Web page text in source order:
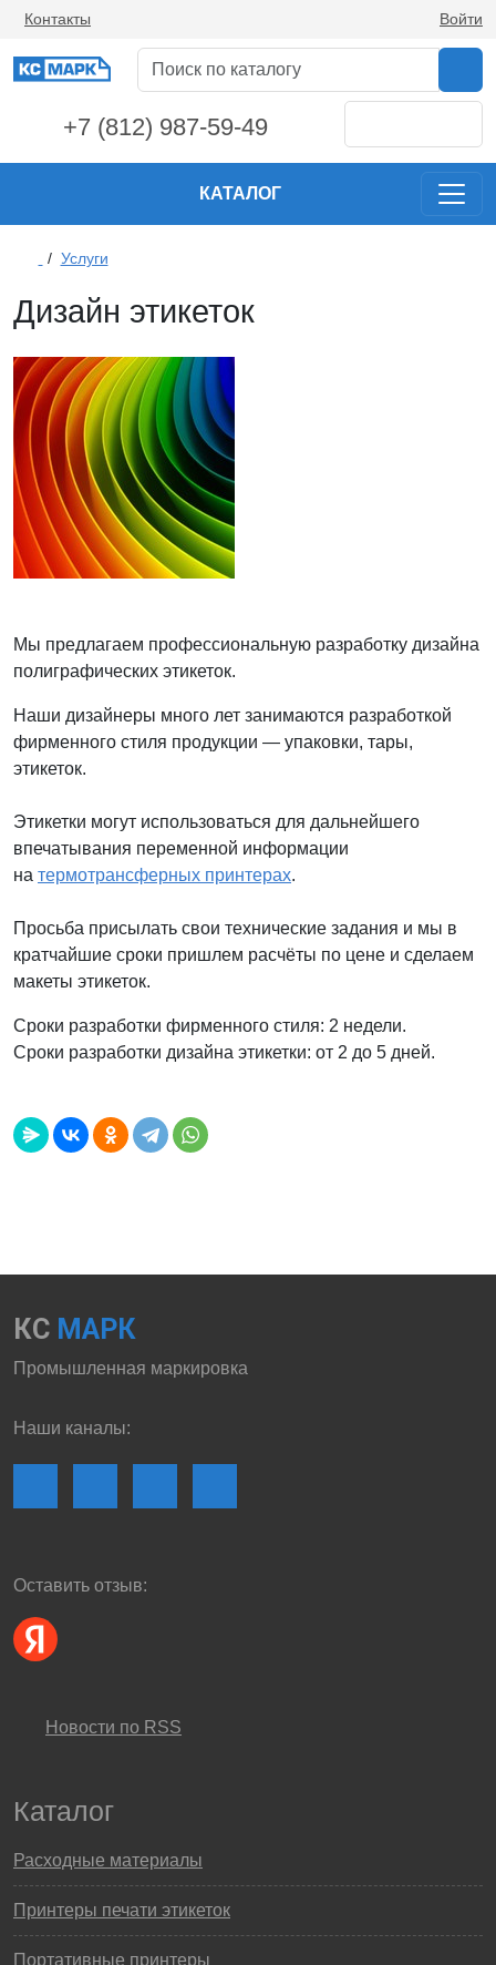
Контакты Войти
+7 (812) 987-59-49
КАТАЛОГ
/ Услуги
Дизайн этикеток
Мы предлагаем профессиональную разработку дизайна
полиграфических этикеток.
Наши дизайнеры много лет занимаются разработкой
фирменного стиля продукции — упаковки, тары,
этикеток.
Этикетки могут использоваться для дальнейшего
впечатывания переменной информации
на термотрансферных принтерах.
Просьба присылать свои технические задания и мы в
кратчайшие сроки пришлем расчёты по цене и сделаем
макеты этикеток.
Сроки разработки фирменного стиля: 2 недели.
Сроки разработки дизайна этикетки: от 2 до 5 дней.
КС МАРК
Промышленная маркировка
Наши каналы:
Оставить отзыв:
Новости по RSS
Каталог
Расходные материалы
Принтеры печати этикеток
Портативные принтеры